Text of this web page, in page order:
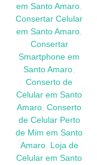
em Santo Amaro
Consertar Celular
em Santo Amaro
Consertar
Smartphone em
Santo Amaro
Conserto de
Celular em Santo
Amaro ,Conserto
de Celular Perto
de Mim em Santo
Amaro, Loja de
Celular em Santo